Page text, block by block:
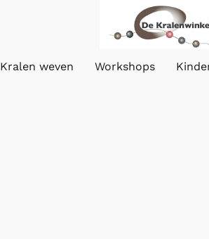
Kralen weven Workshops